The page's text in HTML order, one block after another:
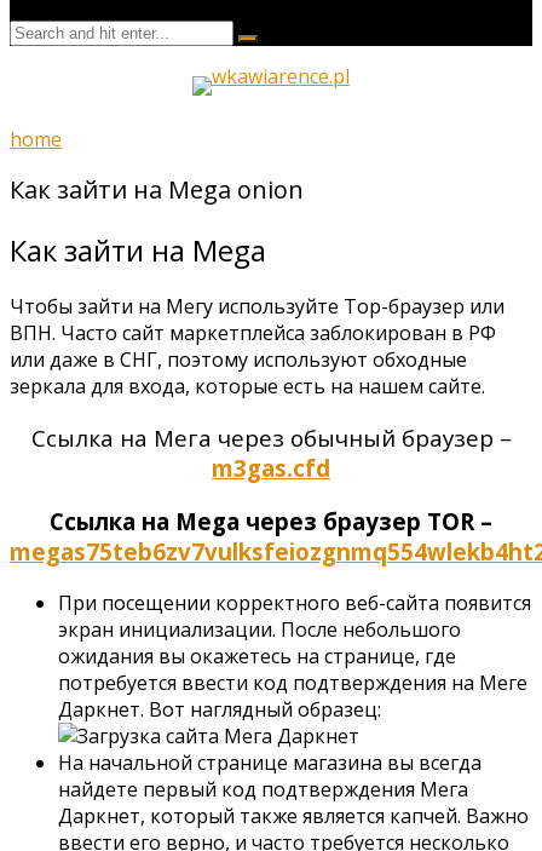
home
Как зайти на Mega onion
Как зайти на Mega
Чтобы зайти на Мегу используйте Тор-браузер или
ВПН. Часто сайт маркетплейса заблокирован в РФ
или даже в СНГ, поэтому используют обходные
зеркала для входа, которые есть на нашем сайте.
Ссылка на Мега через обычный браузер –
m3gas.cfd
Ссылка на Mega через браузер TOR –
При посещении корректного веб-сайта появится
экран инициализации. После небольшого
ожидания вы окажетесь на странице, где
потребуется ввести код подтверждения на Меге
Даркнет. Вот наглядный образец:
На начальной странице магазина вы всегда
найдете первый код подтверждения Мега
Даркнет, который также является капчей. Важно
ввести его верно, и часто требуется несколько